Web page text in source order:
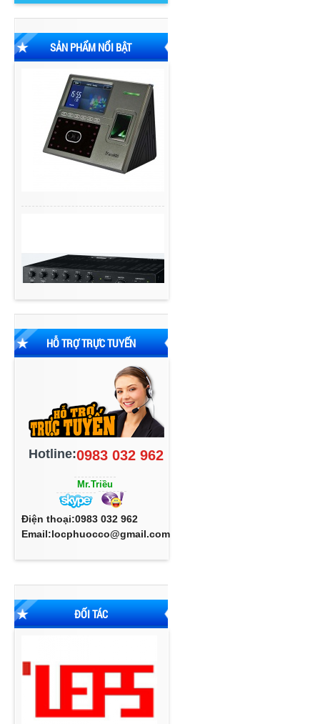
SẢN PHẨM NỔI BẬT
HỖ TRỢ TRỰC TUYẾN
Hotline:0983 032 962
Mr.Triều
Điện thoại:0983 032 962
Email:locphuocco@gmail.com
ĐỐI TÁC